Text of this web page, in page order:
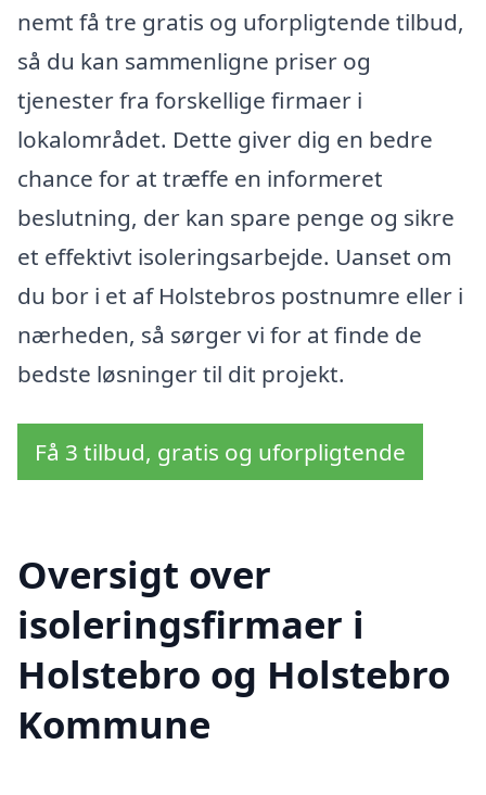
nemt få tre gratis og uforpligtende tilbud,
så du kan sammenligne priser og
tjenester fra forskellige firmaer i
lokalområdet. Dette giver dig en bedre
chance for at træffe en informeret
beslutning, der kan spare penge og sikre
et effektivt isoleringsarbejde. Uanset om
du bor i et af Holstebros postnumre eller i
nærheden, så sørger vi for at finde de
bedste løsninger til dit projekt.
Få 3 tilbud, gratis og uforpligtende
Oversigt over
isoleringsfirmaer i
Holstebro og Holstebro
Kommune